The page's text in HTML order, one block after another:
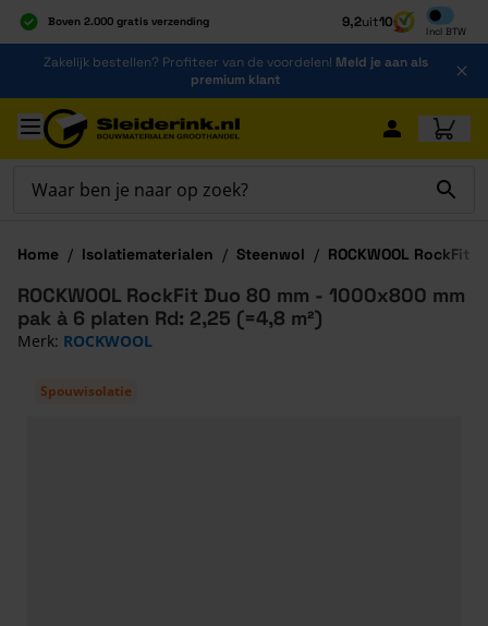
Boven 2.000 gratis verzending
Al 40 jaar dé specialist
Alles onder één dak
9,2uit10
Incl BTW
Inclusief
Ga naar de inhoud
Zakelijk bestellen? Profiteer van de voordelen! Meld je aan als
premium klant
Ga naar hoofdinhoud
Home / Isolatiematerialen / Steenwol / ROCKWOOL RockFit
Spouwisolatie
ROCKWOOL RockFit Duo 80 mm - 1000x800 mm
pak à 6 platen Rd: 2,25 (=4,8 m²)
Merk: ROCKWOOL